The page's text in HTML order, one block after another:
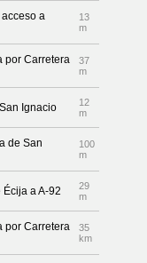
a
13
m
por Carretera
37
m
Ignacio
12
m
de San
100
m
a A-92
29
m
por Carretera
35
km